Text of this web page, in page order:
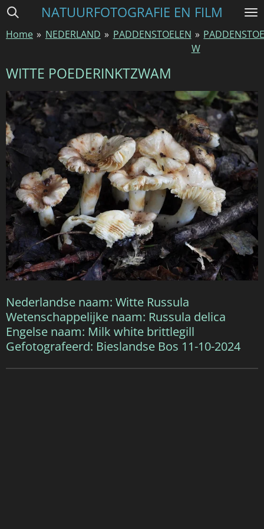
Ga
naar
hoofdinhoud
NATUURFOTOGRAFIE EN FILM
Home » NEDERLAND » PADDENSTOELEN »
W
WITTE POEDERINKTZWAM
Nederlandse naam: Witte Russula
Wetenschappelijke naam: Russula delica
Engelse naam: Milk white brittlegill
Gefotografeerd: Bieslandse Bos 11-10-2024